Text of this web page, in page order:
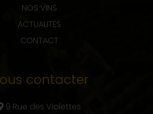
NOS VINS
ACTUALITÉS
CONTACT
contacter
9 Rue des Violettes